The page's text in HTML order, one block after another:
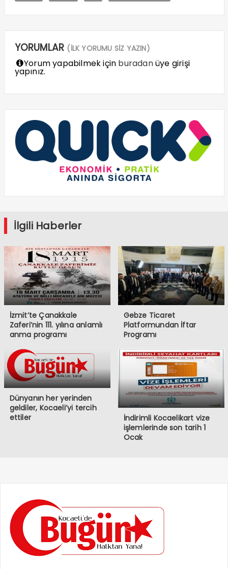
YORUMLAR (İLK YORUMU SİZ YAZIN)
Yorum yapabilmek için buradanüye girişi
yapınız.
İlgili Haberler
İzmit’te Çanakkale
Zaferi’nin 111. yılına anlamlı
anma programı
Gebze Ticaret
Platformundan İftar
Programı
Dünyanın her yerinden
geldiler, Kocaeli’yi tercih
ettiler
İndirimli Kocaelikart vize
işlemlerinde son tarih 1
Ocak